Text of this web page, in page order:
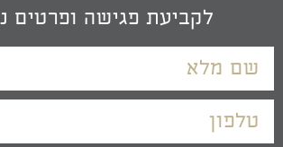
לקביעת פגישה ופרטים